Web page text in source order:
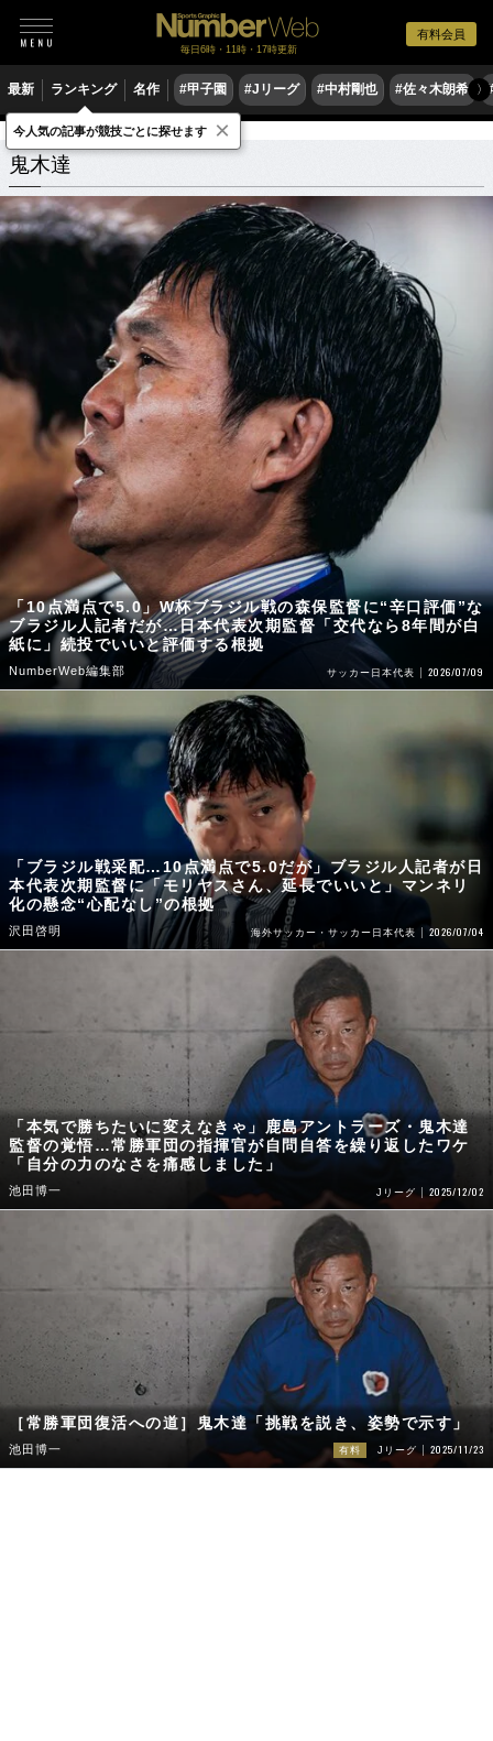
有料会員
毎日6時・11時・17時更新
最新 ランキング 名作 #甲子園 #Jリーグ #中村剛也 #佐々木朗希 〉
鬼木達 関連記事
鬼木達
「10点満点で5.0」W杯ブラジル戦の森保監督に“辛口評価”な
ブラジル人記者だが…日本代表次期監督「交代なら8年間が白
紙に」続投でいいと評価する根拠
NumberWeb編集部 サッカー日本代表 2026/07/09
「ブラジル戦采配…10点満点で5.0だが」ブラジル人記者が日
本代表次期監督に「モリヤスさん、延長でいいと」マンネリ
化の懸念“心配なし”の根拠
沢田啓明 海外サッカー・サッカー日本代表 2026/07/04
「本気で勝ちたいに変えなきゃ」鹿島アントラーズ・鬼木達
監督の覚悟…常勝軍団の指揮官が自問自答を繰り返したワケ
「自分の力のなさを痛感しました」
池田博一 Jリーグ 2025/12/02
［常勝軍団復活への道］鬼木達「挑戦を説き、姿勢で示す」
池田博一 有料 Jリーグ 2025/11/23
今人気の記事が競技ごとに探せます ×